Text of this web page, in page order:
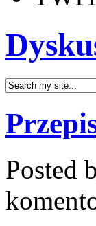
Posted